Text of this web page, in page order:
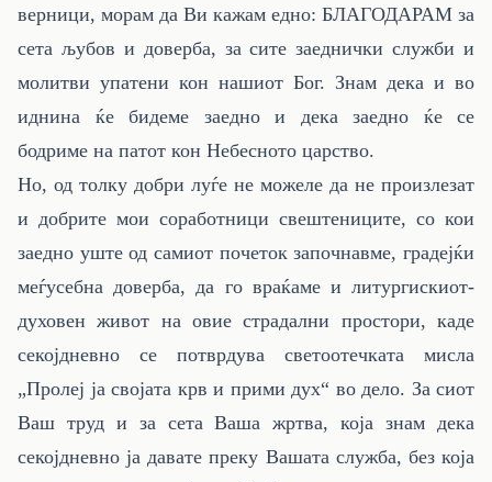
верници, морам да Ви кажам едно: БЛАГОДАРАМ за
сета љубов и доверба, за сите заеднички служби и
молитви упатени кон нашиот Бог. Знам дека и во
иднина ќе бидеме заедно и дека заедно ќе се
бодриме на патот кон Небесното царство.
Но, од толку добри луѓе не можеле да не произлезат
и добрите мои соработници свештениците, со кои
заедно уште од самиот почеток започнавме, градејќи
меѓусебна доверба, да го враќаме и литургискиот-
духовен живот на овие страдални простори, каде
секојдневно се потврдува светоотечката мисла
„Пролеј ја својата крв и прими дух“ во дело. За сиот
Ваш труд и за сета Ваша жртва, која знам дека
секојдневно ја давате преку Вашата служба, без која